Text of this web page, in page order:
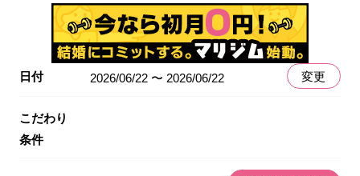
日付 2026/06/22 〜 2026/06/22 変更
こだわり
条件